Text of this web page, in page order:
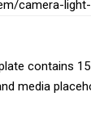
camera-
contains
media